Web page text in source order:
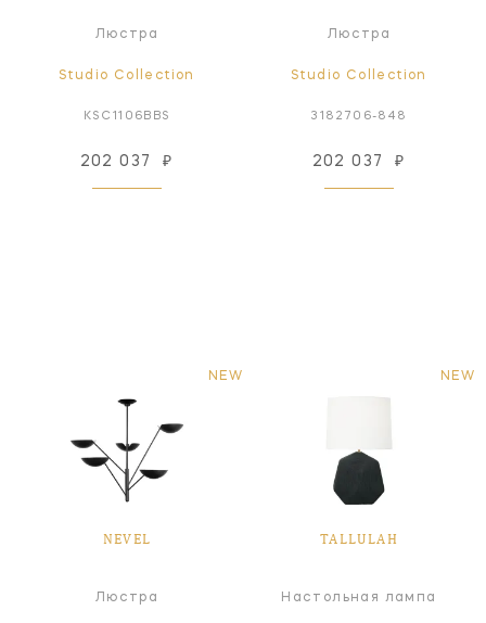
Люстра
Studio Collection
KSC1106BBS
202 037 ₽
Люстра
Studio Collection
3182706-848
202 037 ₽
NEW
NEVEL
Люстра
NEW
TALLULAH
Настольная лампа